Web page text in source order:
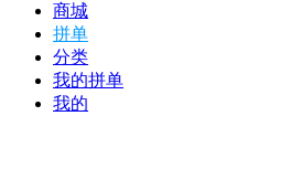
商城
拼单
分类
我的拼单
我的